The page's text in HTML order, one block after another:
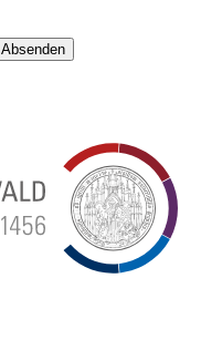
Absenden